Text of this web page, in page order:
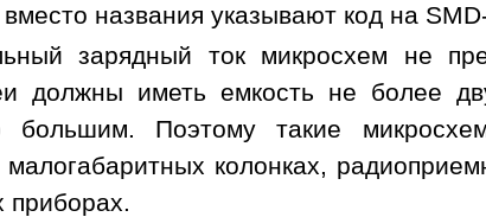
названия указывают код на
зарядный ток микросхем не
должны иметь емкость не более
большим. Поэтому такие
колонках,
приборах.